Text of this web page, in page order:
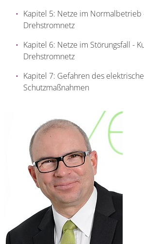
Kapitel 5: Netze im Normalbetrieb
Drehstromnetz
Kapitel 6: Netze im Störungsfall -
Drehstromnetz
Kapitel 7: Gefahren des
Schutzmaßnahmen